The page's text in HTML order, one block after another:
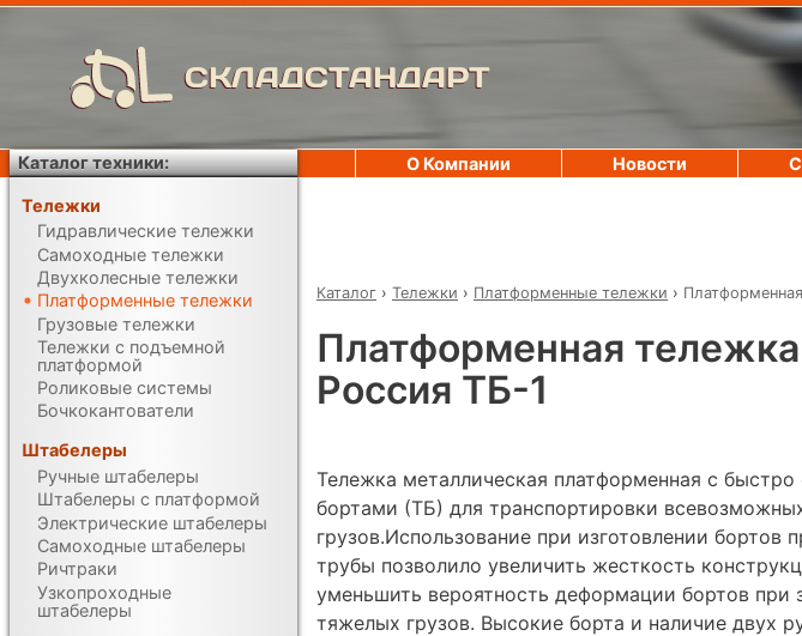
СКЛАДСТАНДАРТ
Каталог › Тележки › Платформенные тележки ›
Платформенная
Россия ТБ-1
Тележка металлическая платформенная с
бортами (ТБ) для транспортировки
грузов.Использование при изготовлении бортов
трубы позволило увеличить жесткость
уменьшить вероятность деформации бортов при
тяжелых грузов. Высокие борта и наличие двух
О Компании Новости
Каталог техники:
Тележки
Гидравлические тележки
Самоходные тележки
Двухколесные тележки
Платформенные тележки
Грузовые тележки
Тележки с подъемной
платформой
Роликовые системы
Бочкокантователи
Штабелеры
Ручные штабелеры
Штабелеры с платформой
Электрические штабелеры
Самоходные штабелеры
Ричтраки
Узкопроходные
штабелеры